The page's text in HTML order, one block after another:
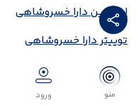
منو ورود
لینکدین دارا خسروشاهی
توییتر دارا خسروشاهی
کلام آخر